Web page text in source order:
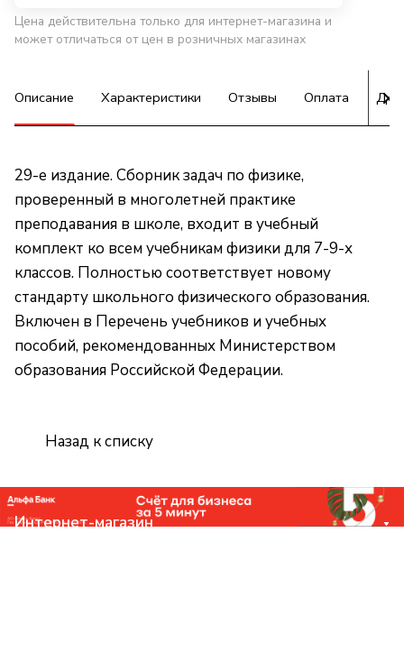
Цена действительна только для интернет-магазина и
может отличаться от цен в розничных магазинах
Описание Характеристики Отзывы Оплата
29-е издание. Сборник задач по физике,
проверенный в многолетней практике
преподавания в школе, входит в учебный
комплект ко всем учебникам физики для 7-9-х
классов. Полностью соответствует новому
стандарту школьного физического образования.
Включен в Перечень учебников и учебных
пособий, рекомендованных Министерством
образования Российской Федерации.
Назад к списку
Интернет-магазин